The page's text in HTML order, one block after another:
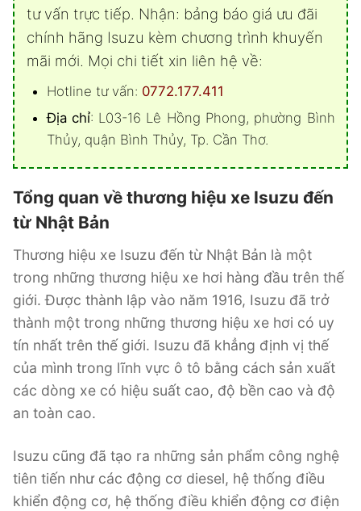
tư vấn trực tiếp. Nhận: bảng báo giá ưu đãi
chính hãng Isuzu kèm chương trình khuyến
mãi mới. Mọi chi tiết xin liên hệ về:
Hotline tư vấn: 0772.177.411
Địa chỉ: L03-16 Lê Hồng Phong, phường Bình
Thủy, quận Bình Thủy, Tp. Cần Thơ.
Tổng quan về thương hiệu xe Isuzu đến
từ Nhật Bản
Thương hiệu xe Isuzu đến từ Nhật Bản là một
trong những thương hiệu xe hơi hàng đầu trên thế
giới. Được thành lập vào năm 1916, Isuzu đã trở
thành một trong những thương hiệu xe hơi có uy
tín nhất trên thế giới. Isuzu đã khẳng định vị thế
của mình trong lĩnh vực ô tô bằng cách sản xuất
các dòng xe có hiệu suất cao, độ bền cao và độ
an toàn cao.
Isuzu cũng đã tạo ra những sản phẩm công nghệ
tiên tiến như các động cơ diesel, hệ thống điều
khiển động cơ, hệ thống điều khiển động cơ điện